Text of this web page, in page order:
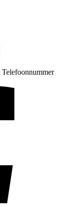
Telefoonnummer